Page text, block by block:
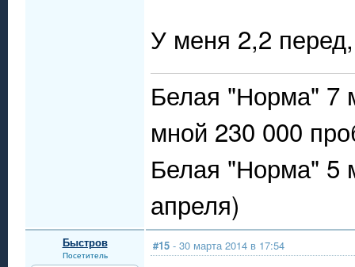
У меня 2,2
Белая "Норма" 7
мной 230 000
Белая "Норма" 5
апреля)
Быстров
Посетитель
#15 - 30 марта 2014 в 17:54